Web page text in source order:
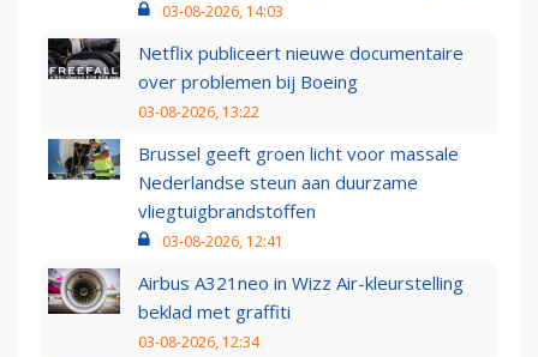
03-08-2026, 14:03
Netflix publiceert nieuwe documentaire
over problemen bij Boeing
03-08-2026, 13:22
Brussel geeft groen licht voor massale
Nederlandse steun aan duurzame
vliegtuigbrandstoffen
03-08-2026, 12:41
Airbus A321neo in Wizz Air-kleurstelling
beklad met graffiti
03-08-2026, 12:34